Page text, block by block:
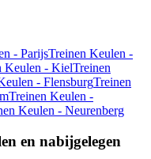
- ParijsTreinen Keulen -
Keulen - KielTreinen
- FlensburgTreinen
Treinen Keulen -
Keulen - Neurenberg
en nabijgelegen